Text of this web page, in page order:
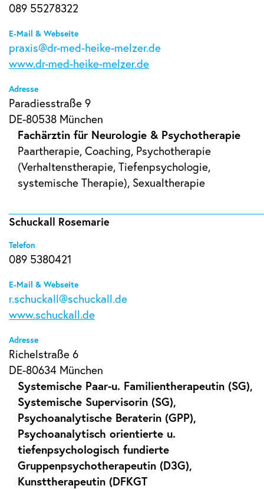
089 55278322
E-Mail & Webseite
praxis@dr-med-heike-melzer.de
www.dr-med-heike-melzer.de
Adresse
Paradiesstraße 9
DE-80538 München
Fachärztin für Neurologie & Psychotherapie
Paartherapie, Coaching, Psychotherapie
(Verhaltenstherapie, Tiefenpsychologie,
systemische Therapie), Sexualtherapie
Schuckall Rosemarie
Telefon
089 5380421
E-Mail & Webseite
r.schuckall@schuckall.de
www.schuckall.de
Adresse
Richelstraße 6
DE-80634 München
Systemische Paar-u. Familientherapeutin (SG),
Systemische Supervisorin (SG),
Psychoanalytische Beraterin (GPP),
Psychoanalytisch orientierte u.
tiefenpsychologisch fundierte
Gruppenpsychotherapeutin (D3G),
Kunsttherapeutin (DFKGT